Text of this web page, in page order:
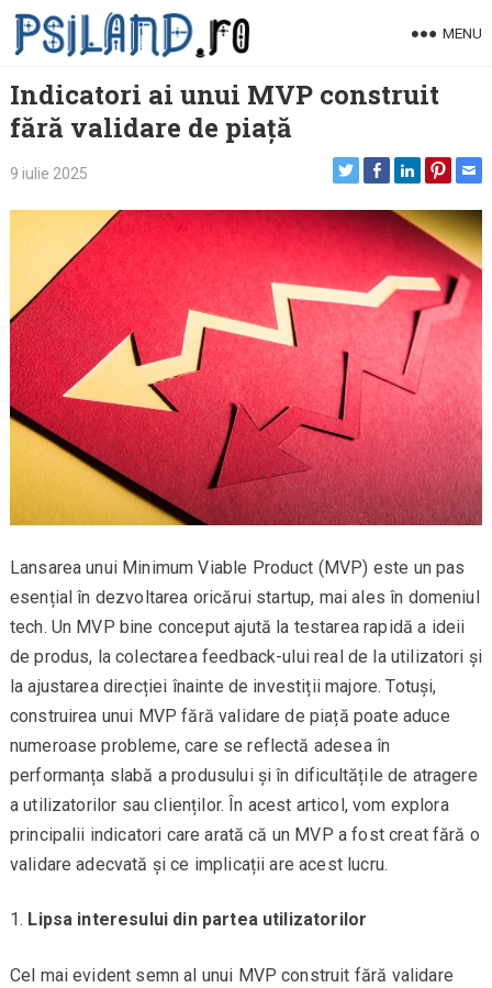
Skip
MENU
Indicatori ai unui MVP construit
fără validare de piață
9 iulie 2025
Lansarea unui Minimum Viable Product (MVP) este un pas
esențial în dezvoltarea oricărui startup, mai ales în domeniul
tech. Un MVP bine conceput ajută la testarea rapidă a ideii
de produs, la colectarea feedback-ului real de la utilizatori și
la ajustarea direcției înainte de investiții majore. Totuși,
construirea unui MVP fără validare de piață poate aduce
numeroase probleme, care se reflectă adesea în
performanța slabă a produsului și în dificultățile de atragere
a utilizatorilor sau clienților. În acest articol, vom explora
principalii indicatori care arată că un MVP a fost creat fără o
validare adecvată și ce implicații are acest lucru.
Lipsa interesului din partea utilizatorilor
Cel mai evident semn al unui MVP construit fără validare